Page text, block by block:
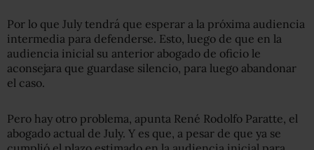
Por lo que July tendrá que esperar a la próxima audiencia
intermedia para defenderse. Esto, luego de que en la
audiencia inicial su anterior abogado de oficio le
aconsejara que guardase silencio, para luego abandonar
el caso.
Pero hay otro problema, apunta René Rodolfo Paratte, el
abogado actual de July. Y es que, a pesar de que ya se